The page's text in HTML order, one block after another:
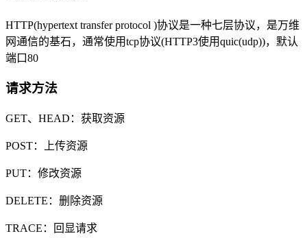
HTTP(hypertext transfer protocol )协议是一种七层协议，是万维
网通信的基石，通常使用tcp协议(HTTP3使用quic(udp))，默认
端口80
请求方法
GET、HEAD：获取资源
POST：上传资源
PUT：修改资源
DELETE：删除资源
TRACE：回显请求